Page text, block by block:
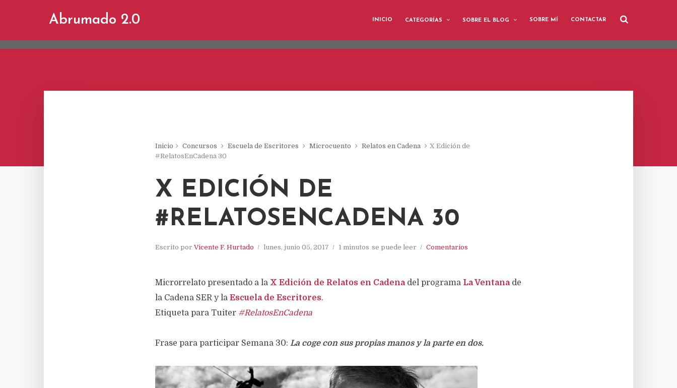
Abrumado 2.0 INICIO CATEGORÍAS SOBRE EL BLOG SOBRE MÍ CONTACTAR
Inicio Concursos Escuela de Escritores Microcuento Relatos en Cadena
X Edición de
#RelatosEnCadena 30
X EDICIÓN DE
#RELATOSENCADENA 30
Escrito por Vicente F. Hurtado lunes, junio 05, 2017 1 minutos se puede leer Comentarios
Microrrelato presentado a la X Edición de Relatos en Cadenadel programa La Ventanade
la Cadena SER y la Escuela de Escritores.
Etiqueta para Tuiter #RelatosEnCadena
Frase para participar Semana 30: La coge con sus propias manos y la parte en dos.
This site uses cookies from Google to deliver its services and to analyze traffic. Your IP address and user-agent
are shared with Google along with performance and security metrics to ensure quality of service, generate usage